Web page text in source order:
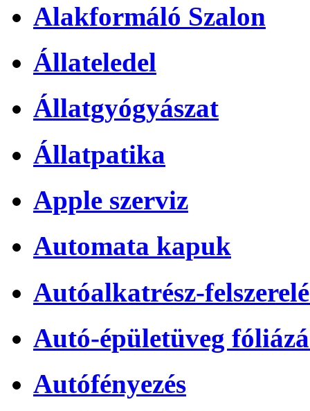
Alakformáló Szalon
Állateledel
Állatgyógyászat
Állatpatika
Apple szerviz
Automata kapuk
Autóalkatrész-
Autó-épületüveg
Autófényezés